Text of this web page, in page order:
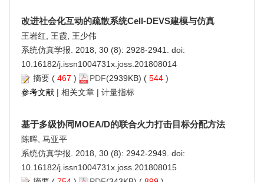
改进社会化互动的疏散系统Cell-DEVS建模与仿真
王岩红, 王霞, 王少伟
系统仿真学报. 2018, 30 (8): 2928-2941. doi:
10.16182/j.issn1004731x.joss.201808014
摘要 ( 467 ) PDF(2939KB) ( 544 )
参考文献 | 相关文章 | 计量指标
基于多级协同MOEA/D的联合火力打击目标分配方法
陈晖, 马亚平
系统仿真学报. 2018, 30 (8): 2942-2949. doi:
10.16182/j.issn1004731x.joss.201808015